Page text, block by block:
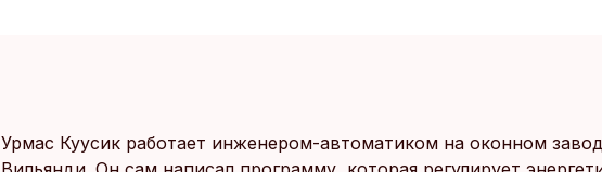
Урмас Куусик работает инженером-автоматиком на оконном